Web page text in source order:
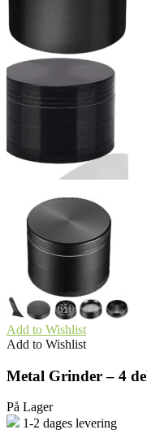
Add to Wishlist
Add to Wishlist
Metal Grinder – 4
På Lager
1-2 dages levering